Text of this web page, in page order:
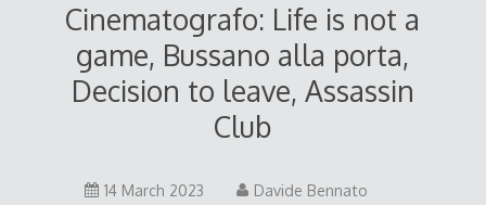
Cinematografo: Life is not a
game, Bussano alla porta,
Decision to leave, Assassin
Club
14 March 2023
Davide Bennato